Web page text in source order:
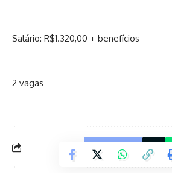
Salário: R$1.320,00 + benefícios
2 vagas